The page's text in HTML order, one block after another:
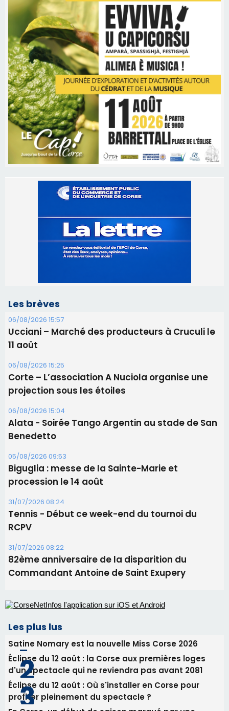
06/08/2026 15:57
Ucciani – Marché des producteurs à Cruculi le
Corte – L’association A Nuciola organise une
projection sous les étoiles
06/08/2026 15:04
Alata - Soirée Tango Argentin au stade de San
Benedetto
05/08/2026 09:53
Biguglia : messe de la Sainte-Marie et
procession le 14 août
31/07/2026 08:24
Tennis - Début ce week-end du tournoi du
RCPV
31/07/2026 08:22
82ème anniversaire de la disparition du
Commandant Antoine de Saint Exupery
Les plus lus
Satine Nomary est la nouvelle Miss Corse 2026
Éclipse du 12 août : la Corse aux premières loges
d'un spectacle qui ne reviendra pas avant 2081
profiter pleinement du spectacle ?
consommation en recul dans les restaurants
La gendarmerie alerte les restaurateurs corses
face à une nouvelle escroquerie au faux vendeur de
vin
Newsletter